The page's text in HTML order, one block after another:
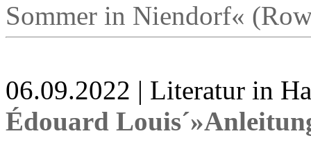
Sommer in Niendorf«
06.09.2022 | Literatur in
Édouard